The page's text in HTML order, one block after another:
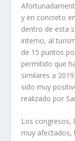
y en concreto
dentro de esta
interno, al
de 15 puntos
permitido que
similares a
sido muy
realizado por
Los congresos,
muy afectados,